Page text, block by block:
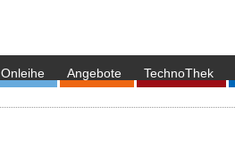
Onleihe Angebote TechnoThek